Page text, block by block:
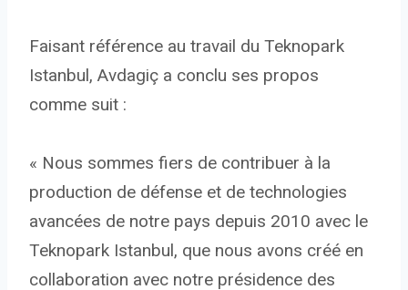
Faisant référence au travail du Teknopark
Istanbul, Avdagiç a conclu ses propos
comme suit :
« Nous sommes fiers de contribuer à la
production de défense et de technologies
avancées de notre pays depuis 2010 avec le
Teknopark Istanbul, que nous avons créé en
collaboration avec notre présidence des